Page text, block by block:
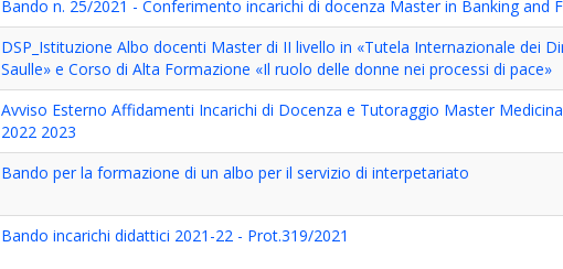
Bando n. 25/2021 - Conferimento incarichi di docenza Master in Banking and
DSP_Istituzione Albo docenti Master di II livello in «Tutela Internazionale dei
Saulle» e Corso di Alta Formazione «Il ruolo delle donne nei processi di pace»
Avviso Esterno Affidamenti Incarichi di Docenza e Tutoraggio Master
2022 2023
Bando per la formazione di un albo per il servizio di interpetariato
Bando incarichi didattici 2021-22 - Prot.319/2021